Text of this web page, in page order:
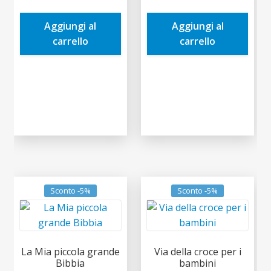
era:
3,50€.
è:
Aggiungi al
carrello
era:
4,90€.
è:
Aggiungi al
carrello
Sconto -5%
La Mia piccola grande
Bibbia
Sconto -5%
Via della croce per i
bambini